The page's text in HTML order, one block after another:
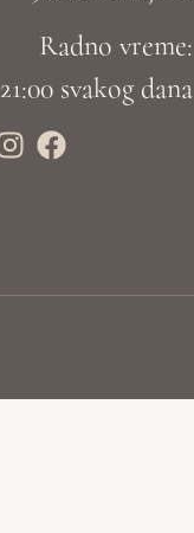
Radno vreme:
svakog dana